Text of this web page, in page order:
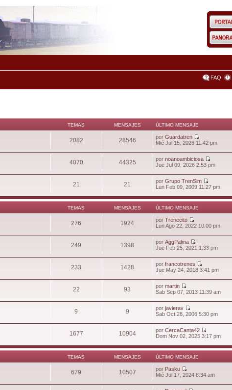
FAQ
TEMAS MENSAJES ÚLTIMO MENSAJE
2082 28546 porGuardatren
Mié Jul 15, 2026 11:42 pm
4070 44325 pornoanoambiciosa
Jue Jul 09, 2026 2:53 pm
21 21 porGrupo TrenSim
Lun Feb 09, 2009 11:27 pm
TEMAS MENSAJES ÚLTIMO MENSAJE
276 1924 porTrenecito
Lun Ago 22, 2022 10:00 pm
249 1398 porAggPalma
Jue Feb 25, 2021 1:33 pm
233 1428 porfrancotrenes
Jue May 24, 2018 3:41 pm
22 93 pormartin
Sab Sep 07, 2013 11:39 am
9 9 porjavierav
Sab Oct 28, 2006 5:30 pm
1677 10904 porCercaCanta42
Dom Nov 02, 2025 3:17 pm
TEMAS MENSAJES ÚLTIMO MENSAJE
679 10507 por Pasku
Mié Jul 17, 2024 8:34 am